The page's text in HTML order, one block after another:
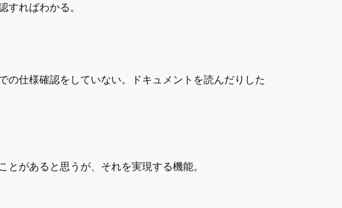
ればわかる。
仕様確認をしていない。ドキュメントを読んだりした
があると思うが、それを実現する機能。